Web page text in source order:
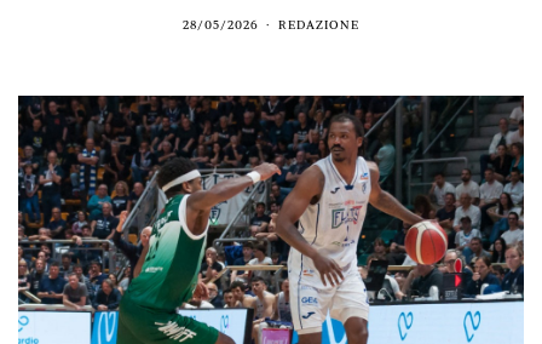
28/05/2026 REDAZIONE